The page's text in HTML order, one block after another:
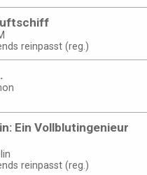
reinpasst (reg.)
Ein Vollblutingenieur
reinpasst (reg.)